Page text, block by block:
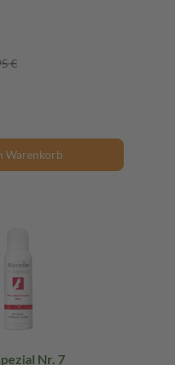
Mit Duft 100 ml
€
Warenkorb
Nr. 7